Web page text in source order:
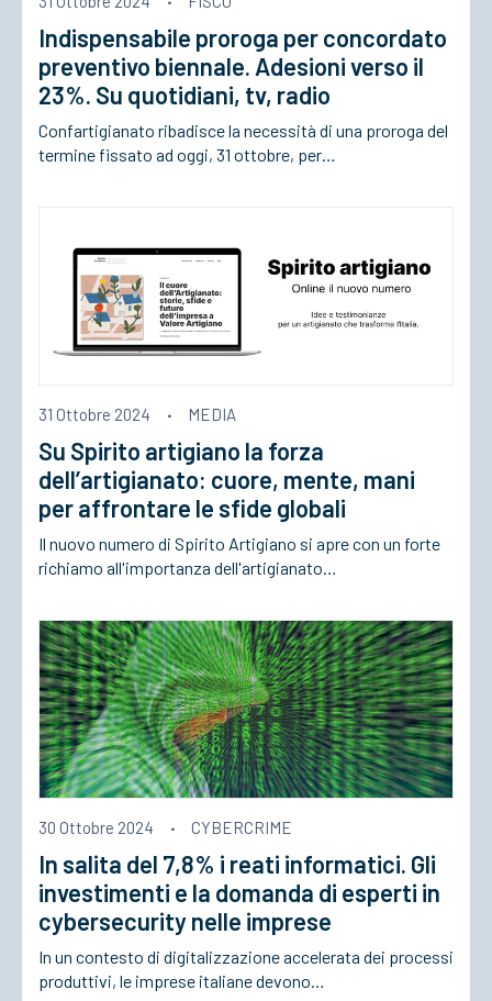
ACCEDI
Indispensabile proroga per concordato
preventivo biennale. Adesioni verso il
23%. Su quotidiani, tv, radio
Confartigianato ribadisce la necessità di una proroga del
termine fissato ad oggi, 31 ottobre, per…
31 Ottobre 2024 · MEDIA
Su Spirito artigiano la forza
dell’artigianato: cuore, mente, mani
per affrontare le sfide globali
Il nuovo numero di Spirito Artigiano si apre con un forte
richiamo all'importanza dell'artigianato…
30 Ottobre 2024 · CYBERCRIME
In salita del 7,8% i reati informatici. Gli
investimenti e la domanda di esperti in
cybersecurity nelle imprese
In un contesto di digitalizzazione accelerata dei processi
produttivi, le imprese italiane devono…